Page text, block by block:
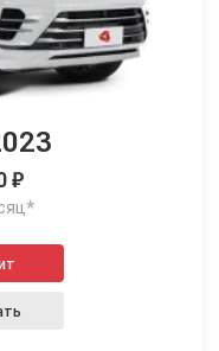
₽